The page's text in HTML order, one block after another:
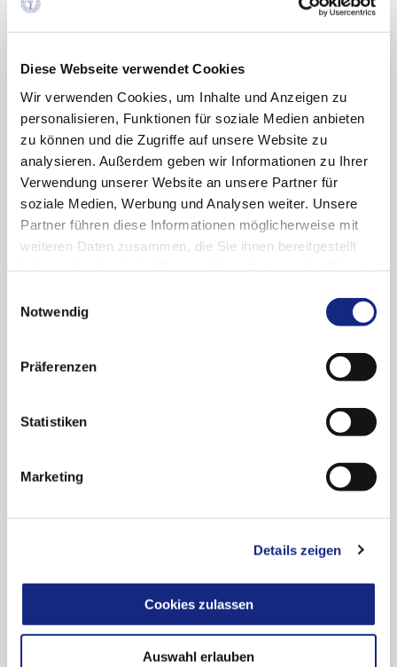
Diese Webseite verwendet Cookies
Wir verwenden Cookies, um Inhalte und Anzeigen zu
personalisieren, Funktionen für soziale Medien anbieten
zu können und die Zugriffe auf unsere Website zu
analysieren. Außerdem geben wir Informationen zu Ihrer
Verwendung unserer Website an unsere Partner für
soziale Medien, Werbung und Analysen weiter. Unsere
Partner führen diese Informationen möglicherweise mit
weiteren Daten zusammen, die Sie ihnen bereitgestellt
Cookies, wenn Sie unsere Webseite weiterhin
Notwendig
Präferenzen
Statistiken
Marketing
Details zeigen
Cookies zulassen
Auswahl erlauben
Angiotensinrezeptorantagonisten („Sartan“)
Diese Frage ist interessant, da Sacubitril
keineswegs der erste Vertreter dieser
Substanzgruppe ist. Mit Omapatrilat (geplanter
Handelsname Vanlev®) scheiterte nach
mehreren Anläufen endgültig 2003 ein früherer,
prominenter Vertreter der Neprilysin-Inhibitoren
am Zulassungsverfahren. Grund war eine zu
hohe Rate an gefährlichen Angioödemen – bei
Wirksamkeitsdaten. Omapatrilat besaß
Eigenschaften. Dass Sacubitril in Kombination
mit Valsartan nun günstigere Daten aufweist,
bleibt jedoch vorerst eine Hypothese.
Eingeschränkte Übertragbarkeit der
Studiendaten auf den Alltag
Die wichtigste Frage ist jedoch, inwieweit die
übertragbar sind. Dies ist keineswegs klar, denn
das Patientenkollektiv in der Studie war alles
andere als typisch. In die Studie wurden sehr